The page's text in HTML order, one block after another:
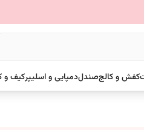
کفش و کالجصندلدمپایی و اسلیپرکیف و